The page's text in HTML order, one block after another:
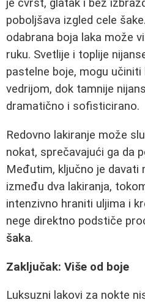
je čvrst, glatak i bez
poboljšava izgled cele
odabrana boja laka može
ruku. Svetlije i toplije
pastelne boje, mogu
vedrijom, dok tamnije
dramatično i sofisticirano.
Redovno lakiranje može
nokat, sprečavajući ga da
Međutim, ključno je davati
između dva lakiranja,
intenzivno hraniti uljima i
nege direktno podstiče
šaka.
Zaključak: Više od boje
Luksuzni lakovi za nokte